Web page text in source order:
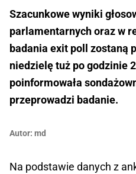
Szacunkowe wyniki
parlamentarnych oraz w
badania exit poll zostaną
niedzielę tuż po godzinie
poinformowała
przeprowadzi badanie.
Autor: md
Na podstawie danych z